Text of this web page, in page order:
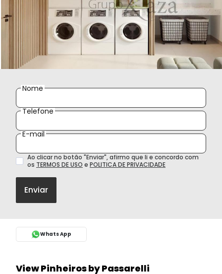
View Pinheiros by Passarelli
Nome
Telefone
E-mail
Ao clicar no botão "Enviar", afirmo que li e concordo com
os TERMOS DE USO e POLITICA DE PRIVACIDADE
Enviar
Whats App